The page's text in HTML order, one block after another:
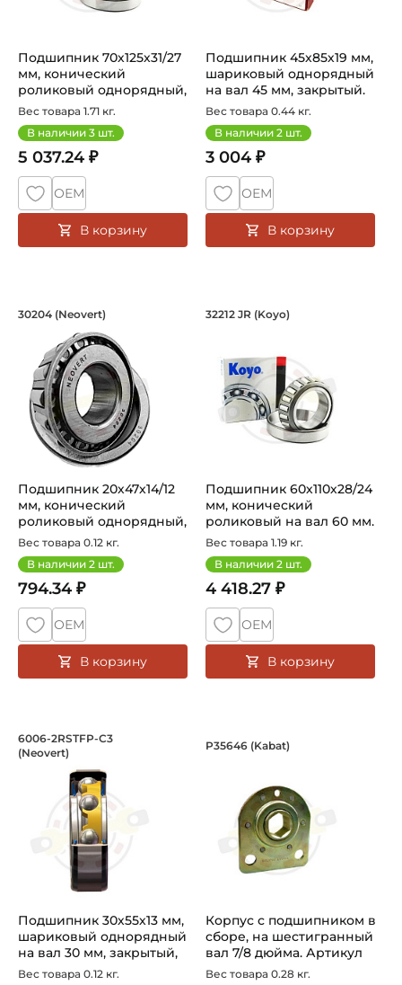
Подшипник 70х125х31/27
мм, конический
роликовый однорядный,
на вал 70 м...
Вес товара 1.71 кг.
В наличии 3 шт.
5 037.24 ₽
ОЕМ
В корзину
Подшипник 45х85х19 мм,
шариковый однорядный
на вал 45 мм, закрытый.
Арт...
Вес товара 0.44 кг.
В наличии 2 шт.
3 004 ₽
ОЕМ
В корзину
Подшипник 20х47х14/12 мм,
Подшипник 30204 Neovert конический роликовый
30204 (Neovert)
Подшипник 20х47х14/12
мм, конический
роликовый однорядный,
на вал 20 мм...
Вес товара 0.12 кг.
В наличии 2 шт.
794.34 ₽
ОЕМ
В корзину
Подшипник
32212 JR (Koyo)
Подшипник 60х110х28/24
мм, конический
роликовый на вал 60 мм.
Артикул 3...
Вес товара 1.19 кг.
В наличии 2 шт.
4 418.27 ₽
ОЕМ
В корзину
Подшипник 30х55х13 мм, шариковый
6006 2RS TFP C3 - шариковый подшипник заводского
6006-2RSTFP-C3
(Neovert)
Подшипник 30х55х13 мм,
шариковый однорядный
на вал 30 мм, закрытый,
уве...
Вес товара 0.12 кг.
Корпус с
P35646 (Kabat)
Корпус с подшипником в
сборе, на шестигранный
вал 7/8 дюйма. Артикул
P3...
Вес товара 0.28 кг.